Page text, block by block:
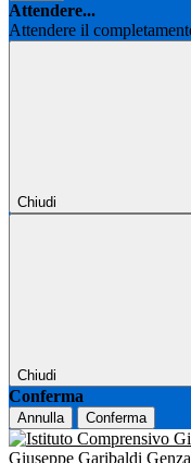
Attendere...
Attendere il
Chiudi
Chiudi
Conferma
Annulla Conferma
Giuseppe Garibaldi